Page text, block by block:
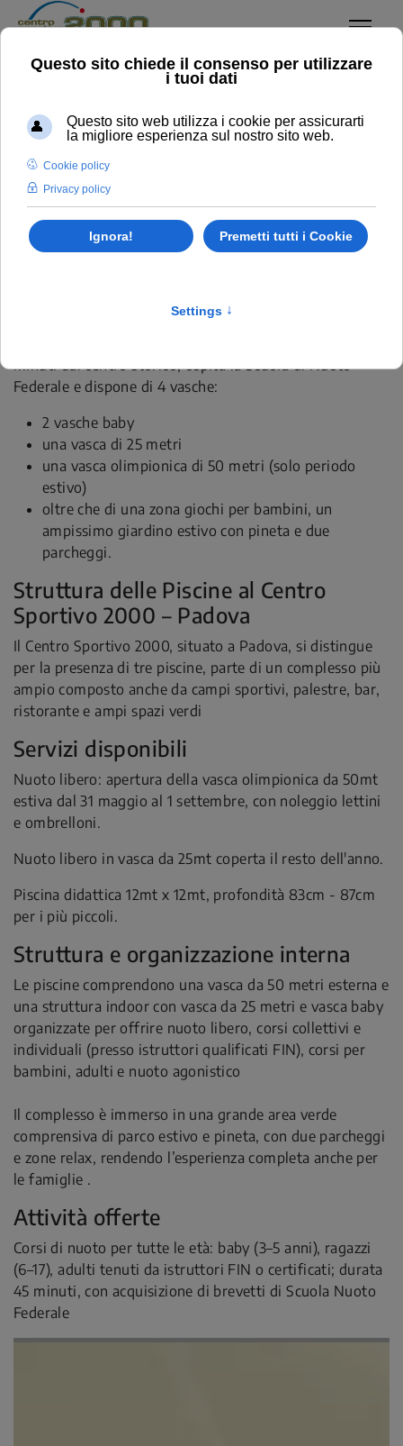
Sei qui:Home Piscine
minuti dal centro storico, ospita la Scuola di Nuoto
Federale e dispone di 4 vasche:
2 vasche baby
una vasca di 25 metri
una vasca olimpionica di 50 metri (solo periodo
estivo)
oltre che di una zona giochi per bambini, un
ampissimo giardino estivo con pineta e due
parcheggi.
Struttura delle Piscine al Centro
Sportivo 2000 – Padova
Il Centro Sportivo 2000, situato a Padova, si distingue
per la presenza di tre piscine, parte di un complesso più
ampio composto anche da campi sportivi, palestre, bar,
ristorante e ampi spazi verdi
Servizi disponibili
Nuoto libero: apertura della vasca olimpionica da 50mt
estiva dal 31 maggio al 1 settembre, con noleggio lettini
e ombrelloni.
Nuoto libero in vasca da 25mt coperta il resto dell'anno.
Piscina didattica 12mt x 12mt, profondità 83cm - 87cm
per i più piccoli.
Struttura e organizzazione interna
Le piscine comprendono una vasca da 50 metri esterna e
una struttura indoor con vasca da 25 metri e vasca baby
organizzate per offrire nuoto libero, corsi collettivi e
individuali (presso istruttori qualificati FIN), corsi per
bambini, adulti e nuoto agonistico
Il complesso è immerso in una grande area verde
comprensiva di parco estivo e pineta, con due parcheggi
e zone relax, rendendo l’esperienza completa anche per
le famiglie .
Attività offerte
Corsi di nuoto per tutte le età: baby (3–5 anni), ragazzi
(6–17), adulti tenuti da istruttori FIN o certificati; durata
45 minuti, con acquisizione di brevetti di Scuola Nuoto
Federale